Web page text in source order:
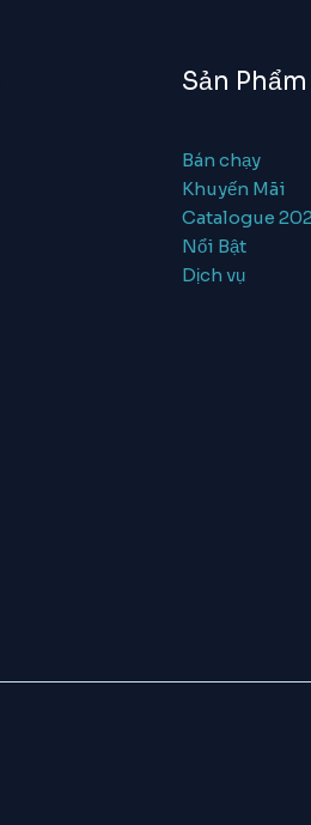
Sản Phẩm
Bán chạy
Khuyến Mãi
Catalogue
Nổi Bật
Dịch vụ